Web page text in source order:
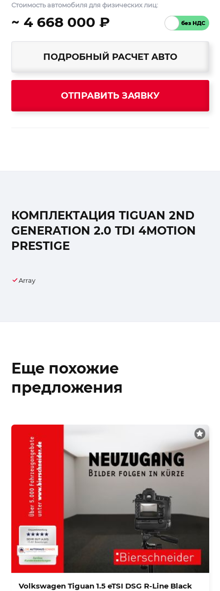
Стоимость автомобиля для физических лиц:
~ 4 668 000 ₽
ПОДРОБНЫЙ РАСЧЕТ АВТО
ОТПРАВИТЬ ЗАЯВКУ
КОМПЛЕКТАЦИЯ TIGUAN 2ND
GENERATION 2.0 TDI 4MOTION
PRESTIGE
Array
Еще похожие
предложения
Volkswagen Tiguan 1.5 eTSI DSG R-Line Black